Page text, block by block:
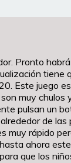
Pronto
tiene
Este juego
muy
pulsan un
de
muy rápido
ahora
que los